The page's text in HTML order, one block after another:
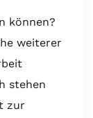
können?
weiterer
stehen
zur